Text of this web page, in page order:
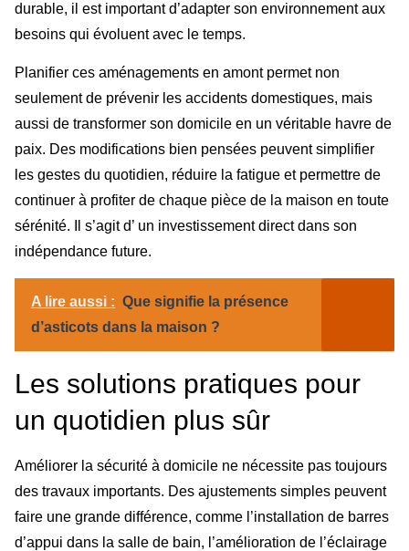
durable, il est important d’adapter son environnement aux
besoins qui évoluent avec le temps.
Planifier ces aménagements en amont permet non
seulement de prévenir les accidents domestiques, mais
aussi de transformer son domicile en un véritable havre de
paix. Des modifications bien pensées peuvent simplifier
les gestes du quotidien, réduire la fatigue et permettre de
continuer à profiter de chaque pièce de la maison en toute
sérénité. Il s’agit d’ un investissement direct dans son
indépendance future.
A lire aussi : Que signifie la présence
d’asticots dans la maison ?
Les solutions pratiques pour
un quotidien plus sûr
Améliorer la sécurité à domicile ne nécessite pas toujours
des travaux importants. Des ajustements simples peuvent
faire une grande différence, comme l’installation de barres
d’appui dans la salle de bain, l’amélioration de l’éclairage